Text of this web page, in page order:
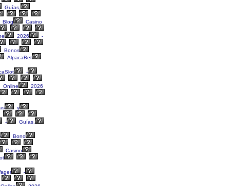
Guías,
Blog
Casino
2026
-
Bonos
AlpacaBet
-
Online
2026
y
-
Guías,
Bono
Casino
-